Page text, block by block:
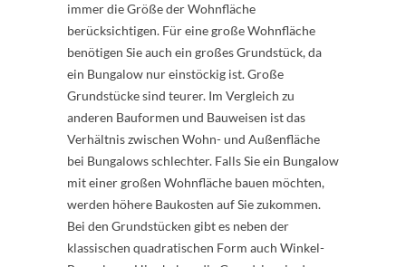
immer die Größe der Wohnfläche
berücksichtigen. Für eine große Wohnfläche
benötigen Sie auch ein großes Grundstück, da
ein Bungalow nur einstöckig ist. Große
Grundstücke sind teurer. Im Vergleich zu
anderen Bauformen und Bauweisen ist das
Verhältnis zwischen Wohn- und Außenfläche
bei Bungalows schlechter. Falls Sie ein Bungalow
mit einer großen Wohnfläche bauen möchten,
werden höhere Baukosten auf Sie zukommen.
Bei den Grundstücken gibt es neben der
klassischen quadratischen Form auch Winkel-